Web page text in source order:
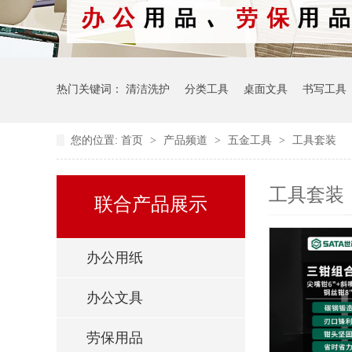
热门关键词： 清洁洗护 分类工具 桌面文具 书写工具
您的位置: 首页 > 产品频道 > 五金工具 > 工具套装
联合产品展示
办公用纸
办公文具
劳保用品
工具套装